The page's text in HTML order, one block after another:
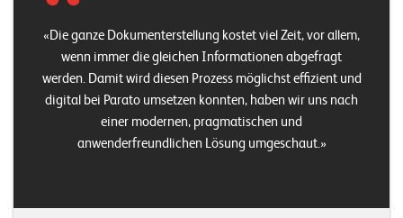
m
e
n
K
r
Die ganze Dokumenterstellung kostet viel Zeit, vor allem,
wenn immer die gleichen Informationen abgefragt
werden. Damit wird diesen Prozess möglichst effizient und
digital bei Parato umsetzen konnten, haben wir uns nach
einer modernen, pragmatischen und
anwenderfreundlichen Lösung umgeschaut.